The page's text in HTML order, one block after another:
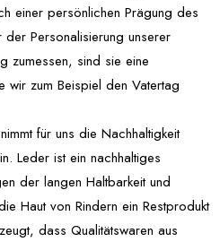
einer persönlichen Prägung des
Personalisierung unserer
zumessen, sind sie eine
wir zum Beispiel den Vatertag
für uns die Nachhaltigkeit
Leder ist ein nachhaltiges
der langen Haltbarkeit und
Haut von Rindern ein Restprodukt
dass Qualitätswaren aus